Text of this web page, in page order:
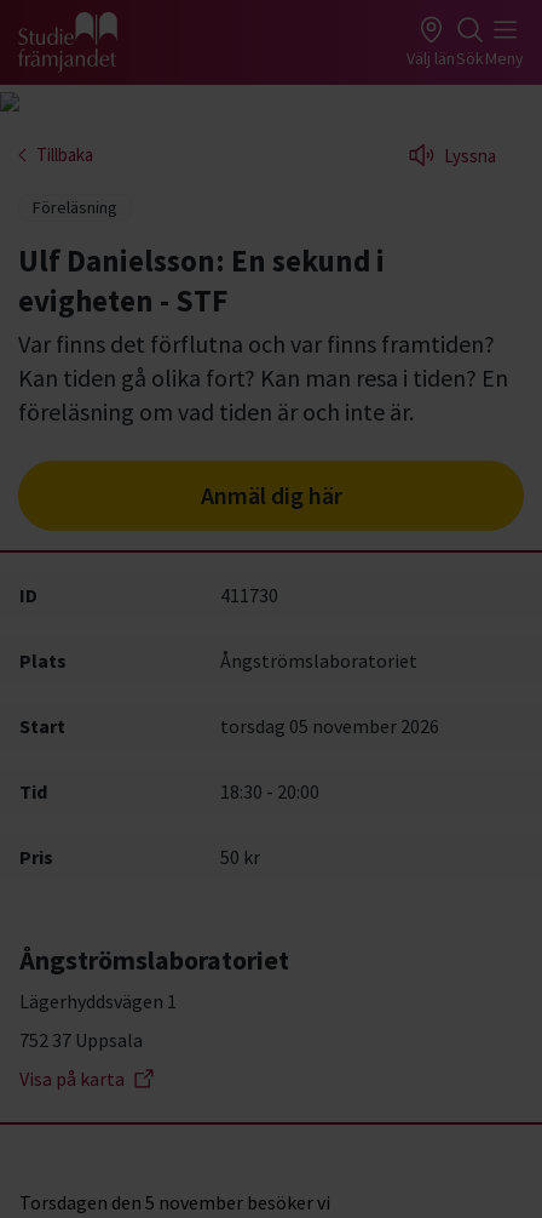
Gå till studiefrämjandets startsida Välj länSökMeny
Tillbaka Lyssna
Föreläsning
Ulf Danielsson: En sekund i
evigheten - STF
Var finns det förflutna och var finns framtiden?
Kan tiden gå olika fort? Kan man resa i tiden? En
föreläsning om vad tiden är och inte är.
Anmäl dig här
ID 411730
Plats Ångströmslaboratoriet
Start torsdag 05 november 2026
Tid 18:30 - 20:00
Pris 50 kr
Ångströmslaboratoriet
Lägerhyddsvägen 1
752 37 Uppsala
Visa på karta
Torsdagen den 5 november besöker vi